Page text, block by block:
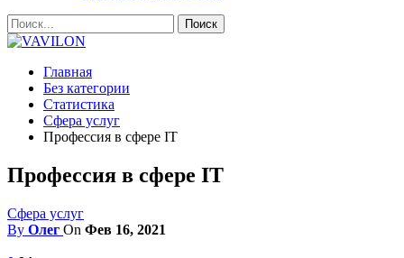
Главная
Без категории
Статистика
Сфера услуг
Профессия в сфере IT
Профессия в сфере IT
Сфера услуг
By Олег On Фев 16, 2021